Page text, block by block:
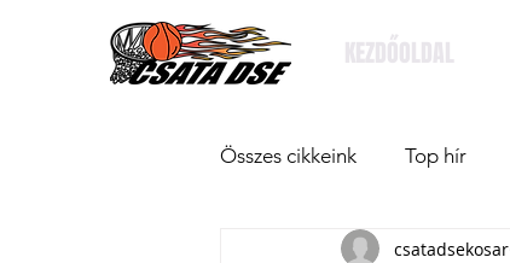
KEZDŐOLDAL
Összes cikkeink Top hír
csatadsekosar